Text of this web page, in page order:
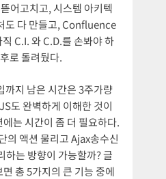
어고치고, 시스템 아키텍
도 다 만들고, Confluence
C.I. 와 C.D.를 손봐야 하
로 돌려뒀다.
까지 남은 시간은 3주가량
도 완벽하게 이해한 것이
는 시간이 좀 더 필요하다.
의 액션 물리고 Ajax송수신
는 방향이 가능할까? 글
총 5가지의 큰 기능 중에